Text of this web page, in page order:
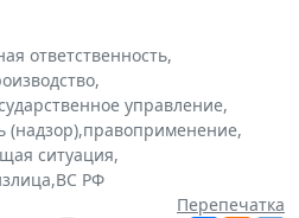
ответственность,
,
управление,
(надзор),правоприменение,
ситуация,
,ВС РФ
Перепечатка